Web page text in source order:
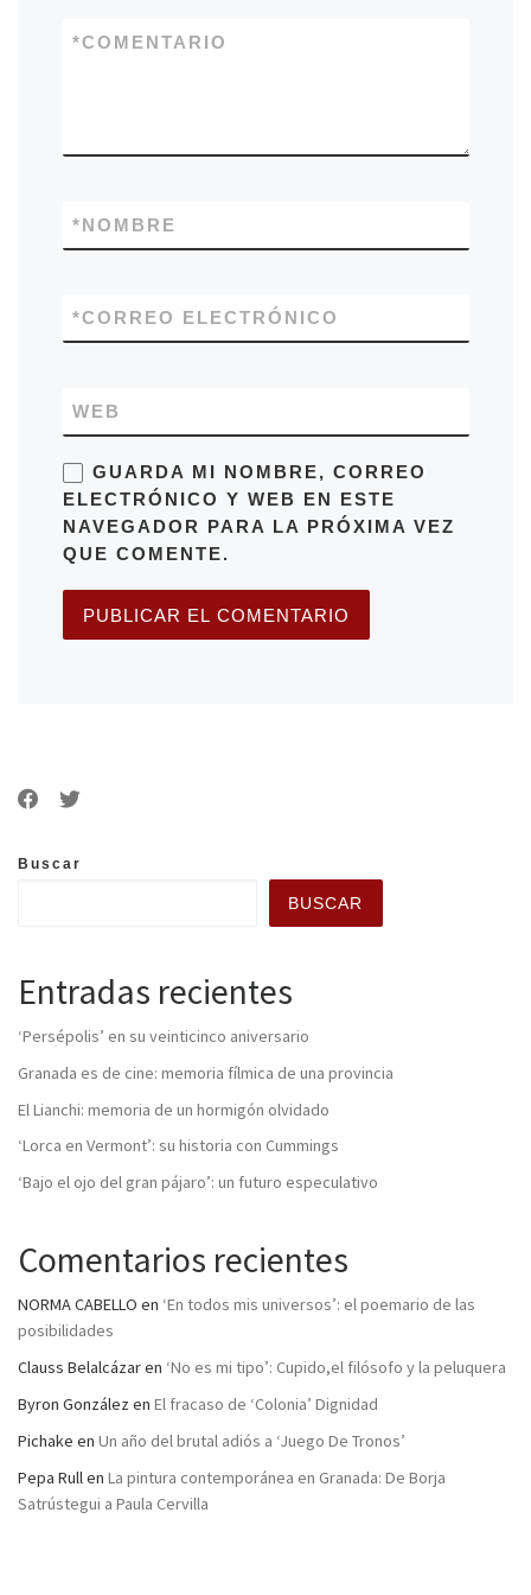
COMENTARIO
*
NOMBRE
*
CORREO ELECTRÓNICO
*
WEB
GUARDA MI NOMBRE, CORREO
ELECTRÓNICO Y WEB EN ESTE
NAVEGADOR PARA LA PRÓXIMA VEZ
QUE COMENTE.
Buscar
BUSCAR
Entradas recientes
‘Persépolis’ en su veinticinco aniversario
Granada es de cine: memoria fílmica de una provincia
El Lianchi: memoria de un hormigón olvidado
‘Lorca en Vermont’: su historia con Cummings
‘Bajo el ojo del gran pájaro’: un futuro especulativo
Comentarios recientes
NORMA CABELLO en ‘En todos mis universos’: el poemario de las
posibilidades
Clauss Belalcázaren ‘No es mi tipo’: Cupido,el filósofo y la peluquera
Byron González en El fracaso de ‘Colonia’ Dignidad
Pichake en Un año del brutal adiós a ‘Juego De Tronos’
Pepa Rullen La pintura contemporánea en Granada: De Borja
Satrústegui a Paula Cervilla